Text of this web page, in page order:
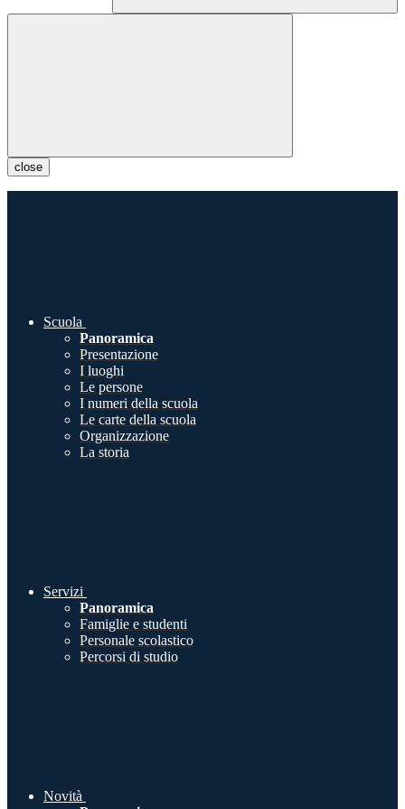
close
Scuola
Panoramica
Presentazione
I luoghi
Le persone
I numeri della scuola
Le carte della scuola
Organizzazione
La storia
Servizi
Panoramica
Famiglie e studenti
Personale scolastico
Percorsi di studio
Novità